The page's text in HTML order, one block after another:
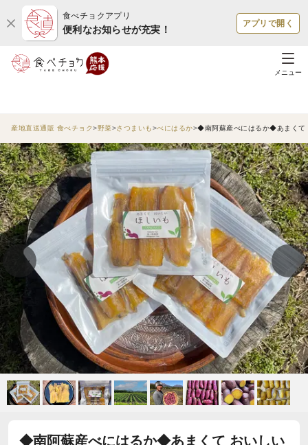
食べチョクアプリ
便利なお知らせが充実！
アプリで開く
メニュー
産地直送通販 食べチョク 野菜 さつまいも べにはるか ◆南阿蘇産べにはるか◆あまく
◆南阿蘇産べにはるか◆あまくて おいしい